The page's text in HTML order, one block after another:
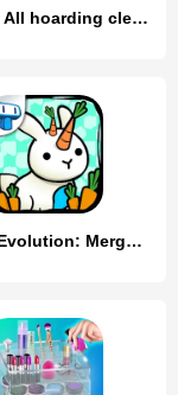
Clean It All hoarding cleaning
Rabbit Evolution: Merge Bunny